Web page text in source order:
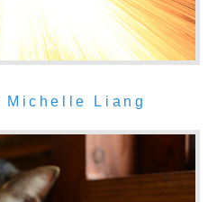
Michelle Liang